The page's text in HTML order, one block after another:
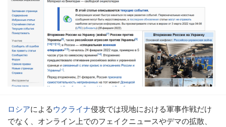
ロシアによるウクライナ侵攻では現地における軍事作戦だけ
でなく、オンライン上でのフェイクニュースやデマの拡散、